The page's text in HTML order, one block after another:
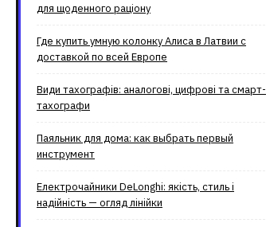
для щоденного раціону
Где купить умную колонку Алиса в Латвии с
доставкой по всей Европе
Види тахографів: аналогові, цифрові та смарт-
тахографи
Паяльник для дома: как выбрать первый
инструмент
Електрочайники DeLonghi: якість, стиль і
надійність — огляд лінійки